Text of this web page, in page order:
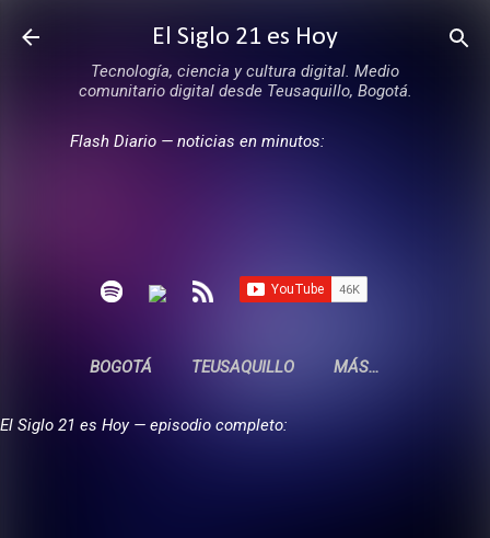
Ir al contenido principal
El Siglo 21 es Hoy
Tecnología, ciencia y cultura digital. Medio
comunitario digital desde Teusaquillo, Bogotá.
Flash Diario — noticias en minutos:
BOGOTÁ TEUSAQUILLO MÁS…
El Siglo 21 es Hoy — episodio completo: